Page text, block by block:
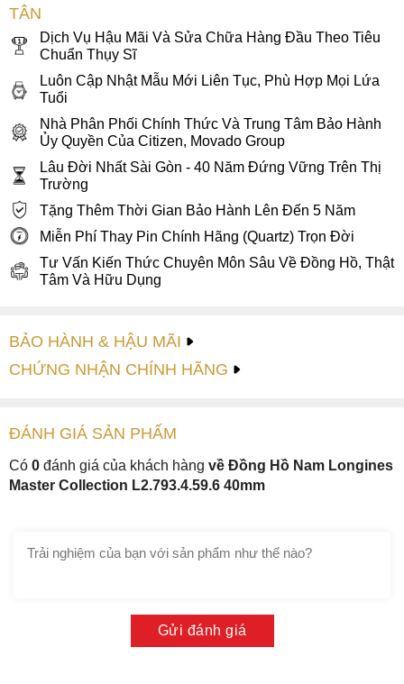
ông theo đuổi phong cách sang trọng, thanh lịch và giá trị
đồng hồ cơ Thụy Sĩ truyền thống đích thực.
TÂN
Dịch Vụ Hậu Mãi Và Sửa Chữa Hàng Đầu Theo Tiêu
Chuẩn Thụy Sĩ
Luôn Cập Nhật Mẫu Mới Liên Tục, Phù Hợp Mọi Lứa
Tuổi
Nhà Phân Phối Chính Thức Và Trung Tâm Bảo Hành
Ủy Quyền Của Citizen, Movado Group
Lâu Đời Nhất Sài Gòn - 40 Năm Đứng Vững Trên Thị
Trường
Tặng Thêm Thời Gian Bảo Hành Lên Đến 5 Năm
Miễn Phí Thay Pin Chính Hãng (Quartz) Trọn Đời
Tư Vấn Kiến Thức Chuyên Môn Sâu Về Đồng Hồ, Thật
Tâm Và Hữu Dụng
BẢO HÀNH & HẬU MÃI
CHỨNG NHẬN CHÍNH HÃNG
ĐÁNH GIÁ SẢN PHẤM
Có 0 đánh giá của khách hàng về Đồng Hồ Nam Longines
Master Collection L2.793.4.59.6 40mm
Gửi đánh giá